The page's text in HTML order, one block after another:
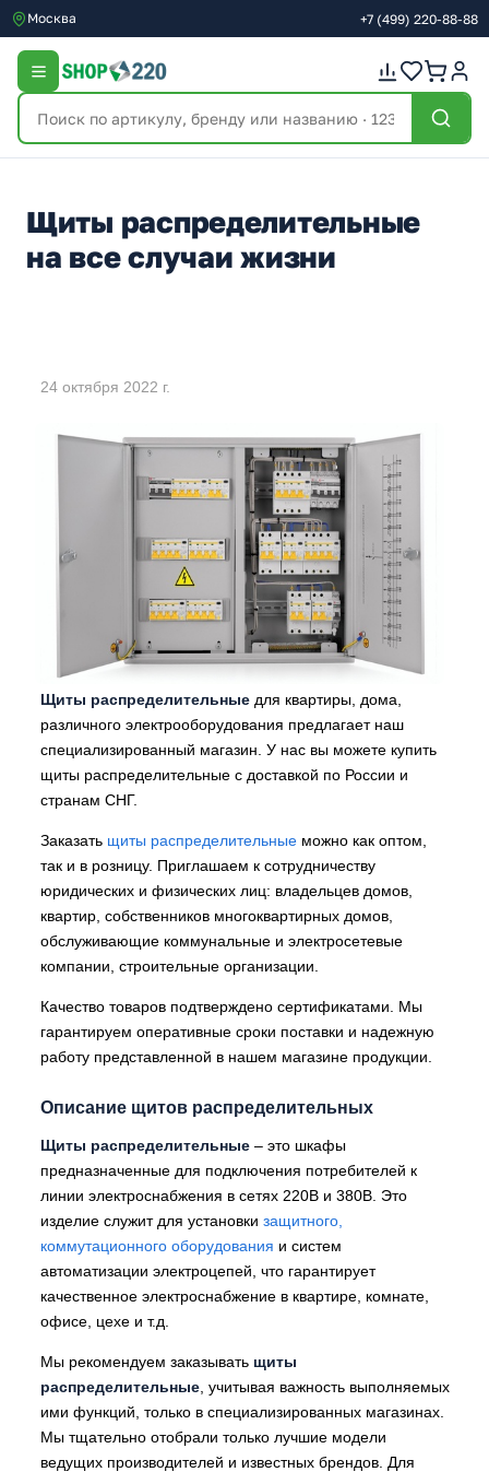
Москва +7 (499) 220-88-88
Щиты распределительные
на все случаи жизни
24 октября 2022 г.
Щиты распределительные для квартиры, дома,
различного электрооборудования предлагает наш
специализированный магазин. У нас вы можете купить
щиты распределительные с доставкой по России и
странам СНГ.
Заказать щиты распределительные можно как оптом,
так и в розницу. Приглашаем к сотрудничеству
юридических и физических лиц: владельцев домов,
квартир, собственников многоквартирных домов,
обслуживающие коммунальные и электросетевые
компании, строительные организации.
Качество товаров подтверждено сертификатами. Мы
гарантируем оперативные сроки поставки и надежную
работу представленной в нашем магазине продукции.
Описание щитов распределительных
Щиты распределительные – это шкафы
предназначенные для подключения потребителей к
линии электроснабжения в сетях 220В и 380В. Это
изделие служит для установки защитного,
коммутационного оборудования и систем
автоматизации электроцепей, что гарантирует
качественное электроснабжение в квартире, комнате,
офисе, цехе и т.д.
Мы рекомендуем заказывать щиты
распределительные , учитывая важность выполняемых
ими функций, только в специализированных магазинах.
Мы тщательно отобрали только лучшие модели
ведущих производителей и известных брендов. Для